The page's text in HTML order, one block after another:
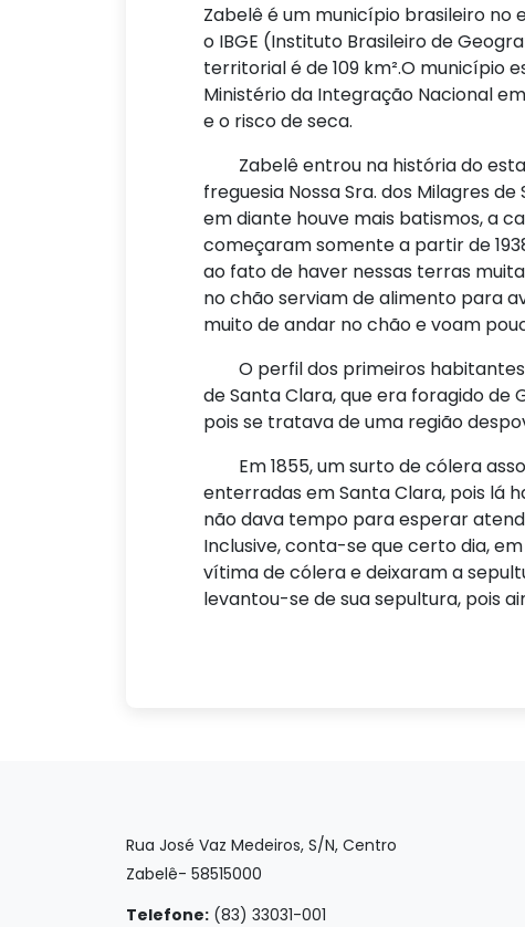
Zabelê é um município brasileiro
o IBGE (Instituto Brasileiro de
territorial é de 109 km².O município
Ministério da Integração Nacional
e o risco de seca.
Zabelê entrou na história do
freguesia Nossa Sra. dos Milagres
em diante houve mais batismos, a
começaram somente a partir de
ao fato de haver nessas terras
no chão serviam de alimento para
muito de andar no chão e voam
O perfil dos primeiros habitantes
de Santa Clara, que era foragido de
pois se tratava de uma região
Em 1855, um surto de cólera
enterradas em Santa Clara, pois lá
não dava tempo para esperar
Inclusive, conta-se que certo dia,
vítima de cólera e deixaram a
levantou-se de sua sepultura, pois
Rua José Vaz Medeiros, S/N, Centro
Zabelê- 58515000
Telefone: (83) 33031-001